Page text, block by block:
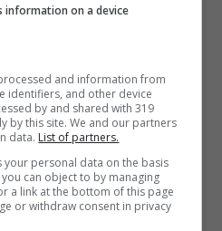
cura da sé delle mani –
con la chiusura
e olio di cocco
information on a device
and information from
identifiers, and other device
by and shared with 319
by this site. We and our partners
data. List of partners.
your personal data on the basis
can object to by managing
a link at the bottom of this page
or withdraw consent in privacy